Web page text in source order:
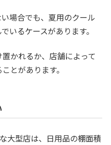
場合でも、夏用のクール
いるケースがあります。
かれるか、店舗によって
とがあります。
大型店は、日用品の棚面積